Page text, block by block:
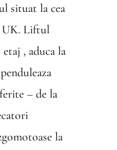
situat la cea
UK. Liftul
, aduca la
– de la
la